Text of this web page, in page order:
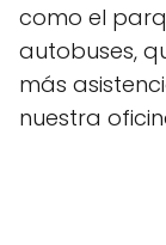
como el
autobuses,
más
nuestra